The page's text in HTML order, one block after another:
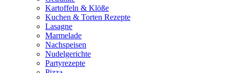
Kartoffeln & Klöße
Kuchen & Torten Rezepte
Lasagne
Marmelade
Nachspeisen
Nudelgerichte
Partyrezepte